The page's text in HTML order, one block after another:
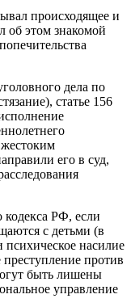
происходящее и
об этом знакомой
дела по
статье 156
жестоким
его в суд,
кодекса РФ, если
с детьми (в
насилие
против
быть лишены
управление